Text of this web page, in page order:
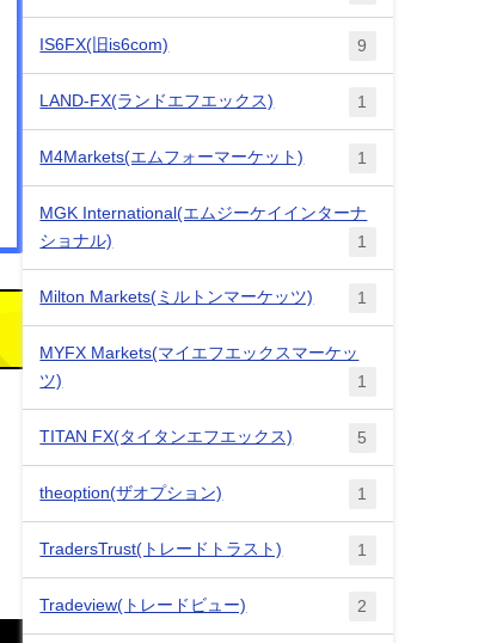
IS6FX(旧is6com) 9
LAND-FX(ランドエフエックス) 1
M4Markets(エムフォーマーケット) 1
MGK International(エムジーケイインターナ
ショナル)
1
Milton Markets(ミルトンマーケッツ) 1
MYFX Markets(マイエフエックスマーケッ
ツ)
1
TITAN FX(タイタンエフエックス) 5
theoption(ザオプション) 1
TradersTrust(トレードトラスト) 1
Tradeview(トレードビュー) 2